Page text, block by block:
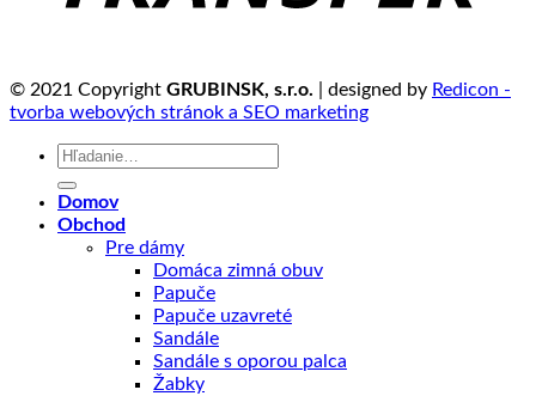
© 2021 Copyright GRUBINSK, s.r.o. | designed by Redicon -
tvorba webových stránok a SEO marketing
Hľadať:
Domov
Obchod
Pre dámy
Domáca zimná obuv
Papuče
Papuče uzavreté
Sandále
Sandále s oporou palca
Žabky